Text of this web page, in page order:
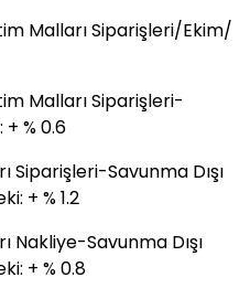
Malları Siparişleri/Ekim/
Malları Siparişleri-
% 0.6
Siparişleri-Savunma Dışı
+ % 1.2
Nakliye-Savunma Dışı
+ % 0.8